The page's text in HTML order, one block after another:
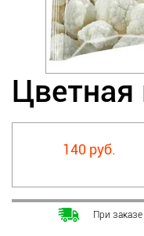
Цветная
140 руб.
При